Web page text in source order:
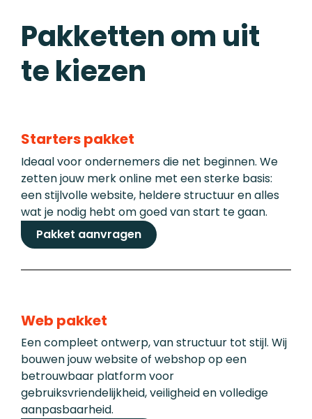
Pakketten om uit
te kiezen
Starters pakket
Ideaal voor ondernemers die net beginnen. We
zetten jouw merk online met een sterke basis:
een stijlvolle website, heldere structuur en alles
wat je nodig hebt om goed van start te gaan.
Pakket aanvragen
Web pakket
Een compleet ontwerp, van structuur tot stijl. Wij
bouwen jouw website of webshop op een
betrouwbaar platform voor
gebruiksvriendelijkheid, veiligheid en volledige
aanpasbaarheid.